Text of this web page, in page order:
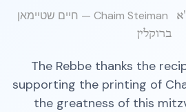
חיים שטיימאן — Chaim Steiman
ברוקלין
The Rebbe thanks the
supporting the printing of
the greatness of this